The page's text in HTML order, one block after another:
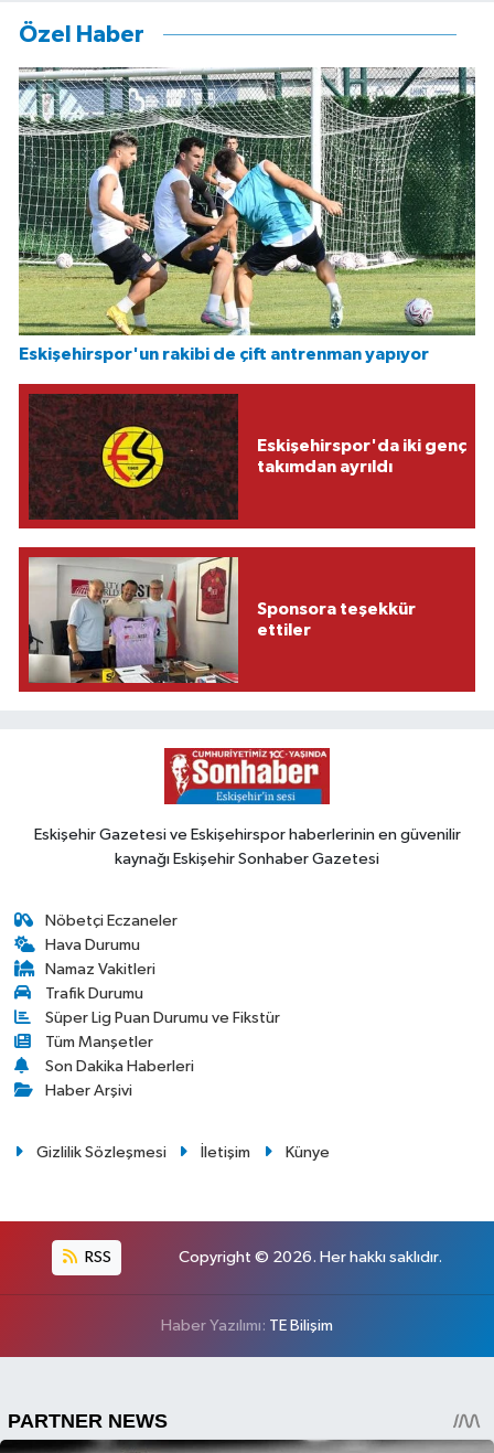
Özel Haber
Eskişehirspor'un rakibi de çift antrenman yapıyor
Eskişehirspor'da iki genç
takımdan ayrıldı
Sponsora teşekkür
ettiler
Eskişehir Gazetesi ve Eskişehirspor haberlerinin en güvenilir
kaynağı Eskişehir Sonhaber Gazetesi
Nöbetçi Eczaneler
Hava Durumu
Namaz Vakitleri
Trafik Durumu
Süper Lig Puan Durumu ve Fikstür
Tüm Manşetler
Son Dakika Haberleri
Haber Arşivi
Gizlilik Sözleşmesi İletişim Künye
RSS Copyright © 2026. Her hakkı saklıdır.
Haber Yazılımı: TE Bilişim